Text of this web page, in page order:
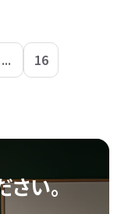
... 16
さい。